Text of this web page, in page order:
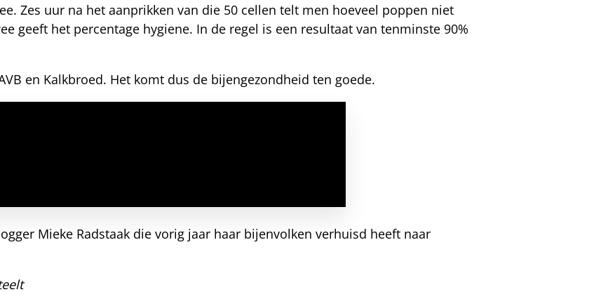
Zes uur na het aanprikken van die 50 cellen telt men hoeveel poppen niet
geeft het percentage hygiene. In de regel is een resultaat van tenminste 90%
en Kalkbroed. Het komt dus de bijengezondheid ten goede.
Mieke Radstaak die vorig jaar haar bijenvolken verhuisd heeft naar